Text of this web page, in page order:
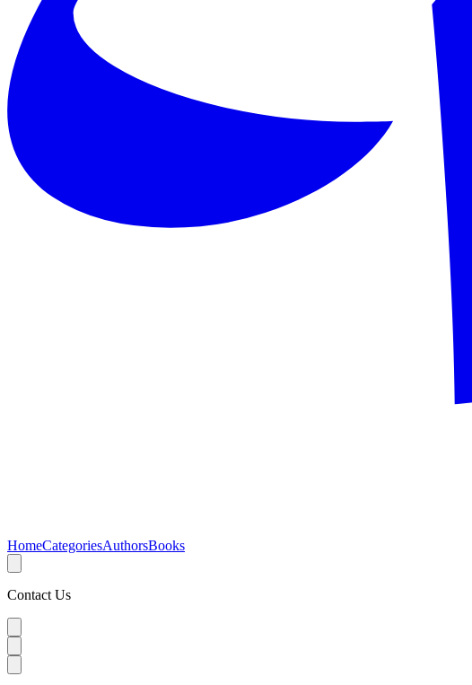
HomeCategoriesAuthorsBooks
Contact Us